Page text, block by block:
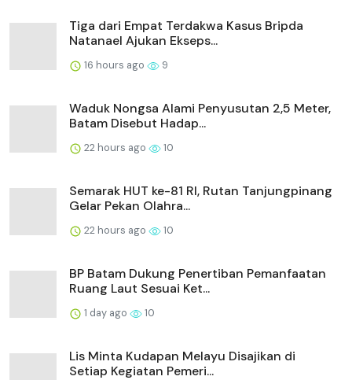
Tiga dari Empat Terdakwa Kasus Bripda
Natanael Ajukan Ekseps...
16 hours ago 9
Waduk Nongsa Alami Penyusutan 2,5 Meter,
Batam Disebut Hadap...
22 hours ago 10
Semarak HUT ke-81 RI, Rutan Tanjungpinang
Gelar Pekan Olahra...
22 hours ago 10
BP Batam Dukung Penertiban Pemanfaatan
Ruang Laut Sesuai Ket...
1 day ago 10
Lis Minta Kudapan Melayu Disajikan di
Setiap Kegiatan Pemeri...